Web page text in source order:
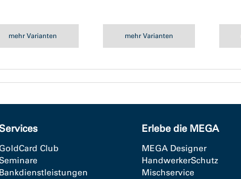
mehr Varianten mehr Varianten
GoldCard Club
Bankdienstleistungen
Erlebe die MEGA
MEGA Designer
HandwerkerSchutz
Mischservice